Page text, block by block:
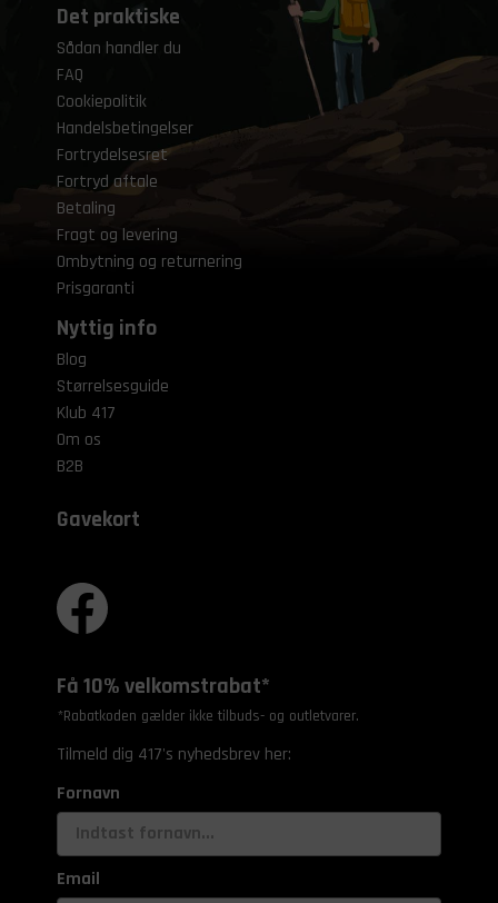
Det praktiske
Sådan handler du
FAQ
Cookiepolitik
Handelsbetingelser
Fortrydelsesret
Fortryd aftale
Betaling
Fragt og levering
Ombytning og returnering
Prisgaranti
Nyttig info
Blog
Størrelsesguide
Klub 417
Om os
B2B
Gavekort
Få 10% velkomstrabat*
*Rabatkoden gælder ikke tilbuds- og outletvarer.
Tilmeld dig 417's nyhedsbrev her:
Fornavn
Email